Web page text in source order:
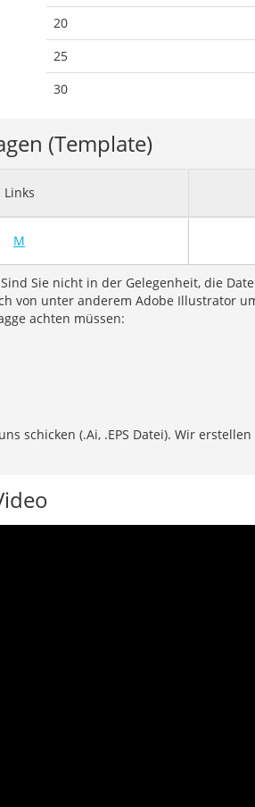
20
25
30
(Template)
Links
M
Sie nicht in der Gelegenheit, die
von unter anderem Adobe Illustrator
achten müssen:
schicken (.Ai, .EPS Datei). Wir